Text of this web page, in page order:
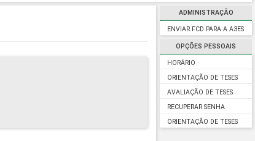
ADMINISTRAÇÃO
ENVIAR FCD PARA A A3ES
OPÇÕES PESSOAIS
HORÁRIO
ORIENTAÇÃO DE TESES
AVALIAÇÃO DE TESES
RECUPERAR SENHA
ORIENTAÇÃO DE TESES